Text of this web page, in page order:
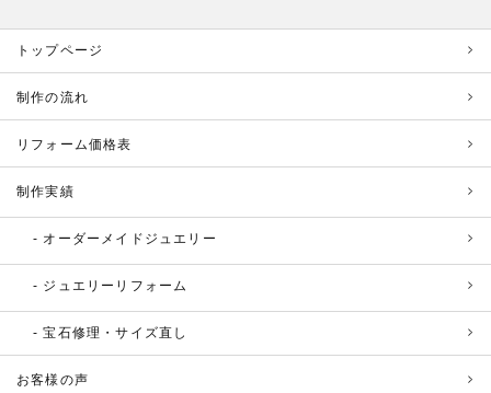
トップページ
制作の流れ
リフォーム価格表
制作実績
オーダーメイドジュエリー
ジュエリーリフォーム
宝石修理・サイズ直し
お客様の声